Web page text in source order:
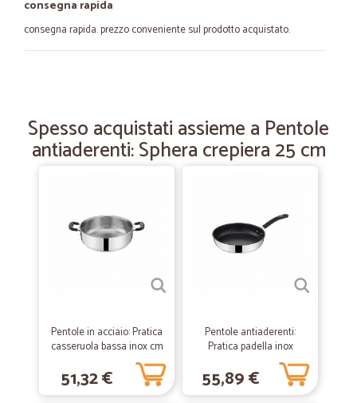
consegna rapida
consegna rapida. prezzo conveniente sul prodotto acquistato.
Tutto è andato a buon fine e velocemente
Ottimi prodotti, anche rapporto qualità prezzo buono, sicuramente
riacquisteró da voi...
02/02/2021
Federico G.
OTTIMO SERVIZIO!!!
27/01/2021
—Barbara F.
Spesso acquistati assieme a Pentole
antiaderenti: Sphera crepiera 25 cm
Pentole in acciaio: Pratica
casseruola bassa inox cm
51,32 €
Pentole antiaderenti:
Pratica padella inox
antiaderente cm 26
55,89 €